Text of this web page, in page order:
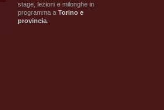
stage, lezioni e milonghe in
programma a Torino e
provincia